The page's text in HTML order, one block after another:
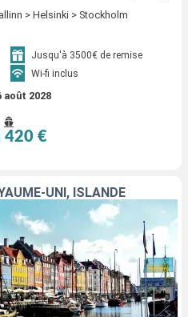
> Helsinki > Stockholm
Jusqu'à 3500€ de remise
Wi-fi inclus
août 2028
420 €
UNI, ISLANDE